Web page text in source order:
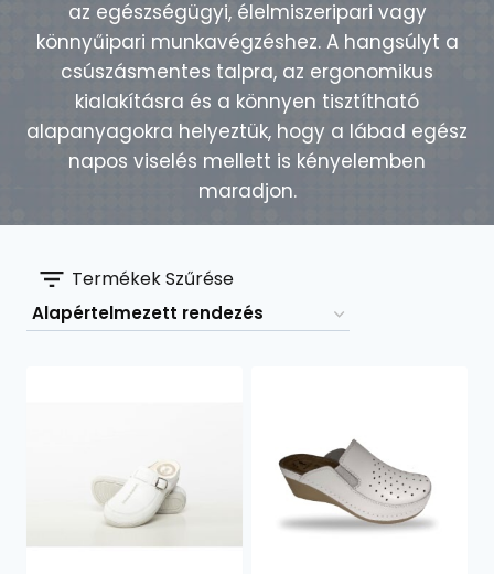
az egészségügyi, élelmiszeripari vagy
könnyűipari munkavégzéshez. A hangsúlyt a
csúszásmentes talpra, az ergonomikus
kialakításra és a könnyen tisztítható
alapanyagokra helyeztük, hogy a lábad egész
napos viselés mellett is kényelemben
maradjon.
Termékek Szűrése